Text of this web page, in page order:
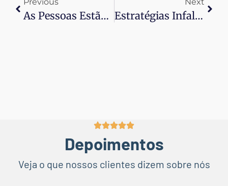
As Pessoas Estão Realmente Usando O ChatGPT Em Vez Do Google? Estratégias Infalíveis: Como Melhorar O Engajamento No Instagram
Depoimentos
Veja o que nossos clientes dizem sobre nós